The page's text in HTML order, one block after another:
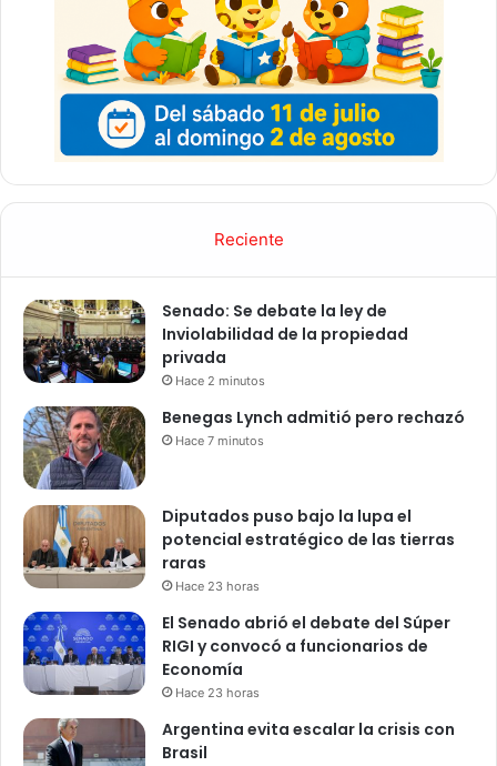
Reciente
Senado: Se debate la ley de
Inviolabilidad de la propiedad
privada
Hace 2 minutos
Benegas Lynch admitió pero rechazó
Hace 7 minutos
Diputados puso bajo la lupa el
potencial estratégico de las tierras
raras
Hace 23 horas
El Senado abrió el debate del Súper
RIGI y convocó a funcionarios de
Economía
Hace 23 horas
Argentina evita escalar la crisis con
Brasil